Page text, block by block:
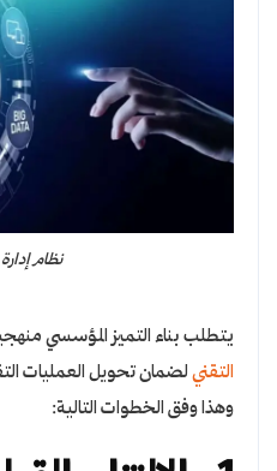
نظام
يتطلب بناء التميز المؤسسي
التقنيلضمان تحويل العمليات
وهذا وفق الخطوات التالية: